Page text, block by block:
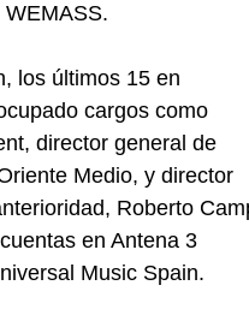
los últimos 15 en
cargos como
director general de
Medio, y director
Roberto
en Antena 3
Music Spain.